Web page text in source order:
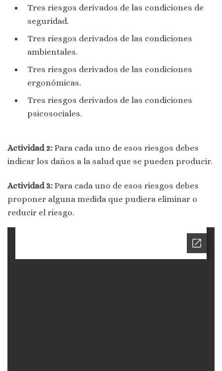
Tres riesgos derivados de las condiciones de
seguridad.
Tres riesgos derivados de las condiciones
ambientales.
Tres riesgos derivados de las condiciones
ergonómicas.
Tres riesgos derivados de las condiciones
psicosociales.
Actividad 2: Para cada uno de esos riesgos debes
indicar los daños a la salud que se pueden producir.
Actividad 3: Para cada uno de esos riesgos debes
proponer alguna medida que pudiera eliminar o
reducir el riesgo.